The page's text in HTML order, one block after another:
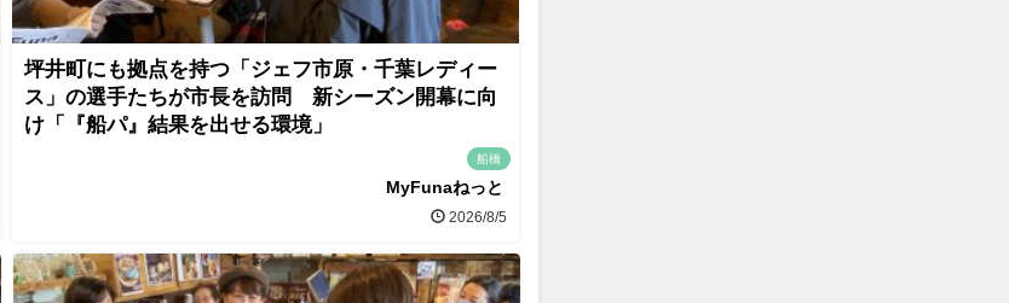
坪井町にも拠点を持つ「ジェフ市原・千葉レディー
ス」の選手たちが市長を訪問 新シーズン開幕に向
け「『船パ』結果を出せる環境」
船橋
MyFunaねっと
2026/8/5